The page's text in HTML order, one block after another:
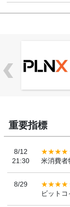
重要指標
8/12
21:30
米消費者
8/29
ビット